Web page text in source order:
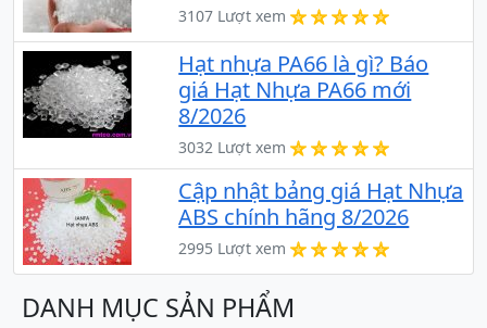
3107 Lượt xem
Hạt nhựa PA66 là gì? Báo
giá Hạt Nhựa PA66 mới
8/2026
3032 Lượt xem
Cập nhật bảng giá Hạt Nhựa
ABS chính hãng 8/2026
2995 Lượt xem
DANH MỤC SẢN PHẨM